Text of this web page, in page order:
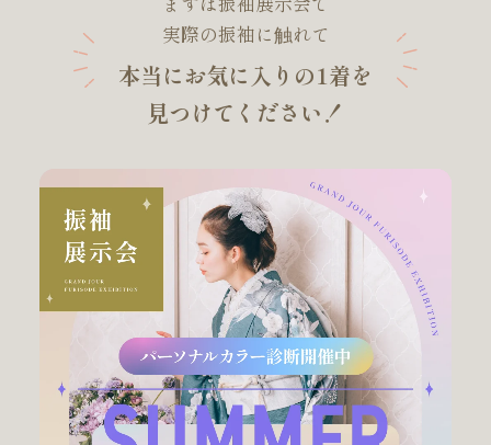
まずは振袖展示会で
実際の振袖に触れて
本当にお気に入りの1着を
見つけてください！